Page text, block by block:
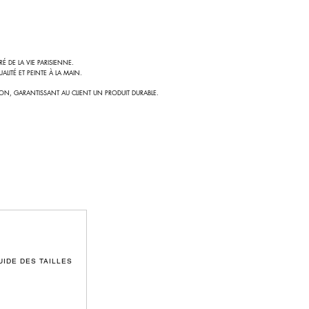
DE LA VIE PARISIENNE.
ET PEINTE À LA MAIN.
GARANTISSANT AU CLIENT UN PRODUIT DURABLE.
DES TAILLES